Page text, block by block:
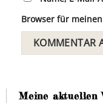
Browser für
Meine aktuellen